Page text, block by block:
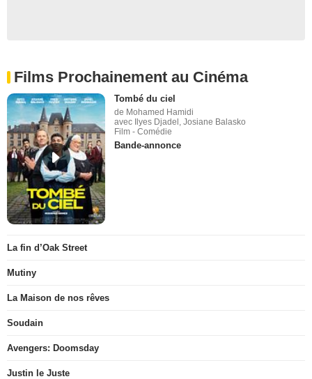
Films Prochainement au Cinéma
Tombé du ciel
de Mohamed Hamidi
avec Ilyes Djadel, Josiane Balasko
Film - Comédie
Bande-annonce
La fin d’Oak Street
Mutiny
La Maison de nos rêves
Soudain
Avengers: Doomsday
Justin le Juste